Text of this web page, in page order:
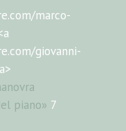
marco-
giovanni-
piano» 7